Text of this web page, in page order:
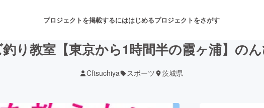
プロジェクトを掲載するにははじめるプロジェクトをさがす
り教室【東京から1時間半の霞ヶ浦】のん
Cftsuchiya スポーツ 茨城県